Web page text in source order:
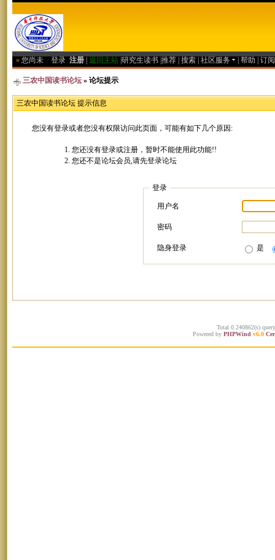
» 您尚未 登录 注册 返回主站 研究生读书 推荐 搜索 社区服务 帮助 订
三农中国读书论坛 » 论坛提示
三农中国读书论坛 提示信息
您没有登录或者您没有权限访问此页面，可能有如下几个原因:
您还没有登录或注册，暂时不能使用此功能!!
您还不是论坛会员,请先登录论坛
登录
用户名
密码
隐身登录 是
Total 0.240862(s)
Powered by PHPWind v6.0